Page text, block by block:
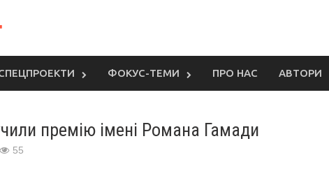
ФОКУС-ТЕМИ ПРО НАС АВТОРИ
премію імені Романа Гамади
55